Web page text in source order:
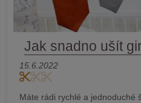
Jak snadno ušít
15.6.2022
Máte rádi rychlé a jednoduché